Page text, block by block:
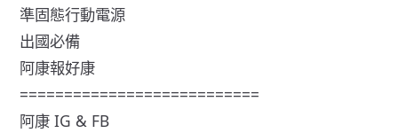
準固態行動電源
出國必備
阿康報好康
===========================
阿康 IG & FB